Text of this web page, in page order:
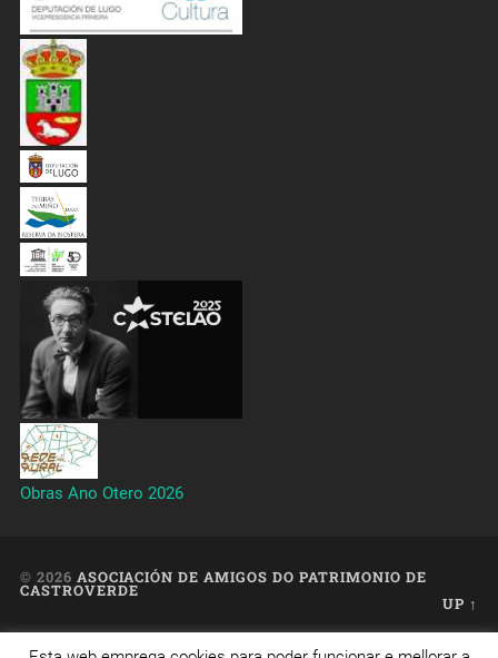
Obras Ano Otero 2026
© 2026 ASOCIACIÓN DE AMIGOS DO PATRIMONIO DE
CASTROVERDE
UP ↑